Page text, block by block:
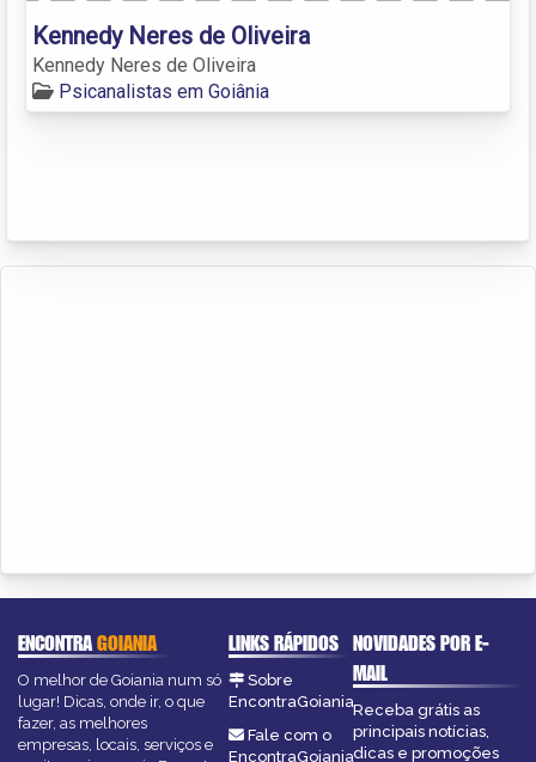
Kennedy Neres de Oliveira
Kennedy Neres de Oliveira
Psicanalistas em Goiânia
ENCONTRAGOIANIA
O melhor de Goiania num só
lugar! Dicas, onde ir, o que
fazer, as melhores
empresas, locais, serviços e
LINKS RÁPIDOS
Sobre
EncontraGoiania
Fale com o
EncontraGoiania
NOVIDADES POR E-
MAIL
Receba grátis as
principais notícias,
dicas e promoções